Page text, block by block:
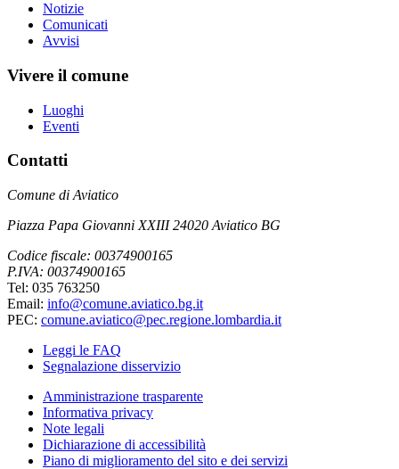
Notizie
Comunicati
Avvisi
Vivere il comune
Luoghi
Eventi
Contatti
Comune di Aviatico
Piazza Papa Giovanni XXIII 24020 Aviatico BG
Codice fiscale: 00374900165
P.IVA: 00374900165
Tel: 035 763250
Email: info@comune.aviatico.bg.it
PEC: comune.aviatico@pec.regione.lombardia.it
Leggi le FAQ
Segnalazione disservizio
Amministrazione trasparente
Informativa privacy
Note legali
Dichiarazione di accessibilità
Piano di miglioramento del sito e dei servizi